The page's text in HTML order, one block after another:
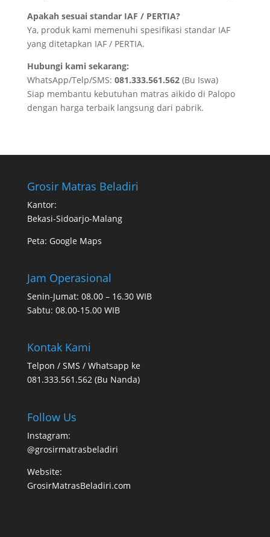
Apakah sesuai standar IAF / PERTIA?
Ya, produk kami memenuhi spesifikasi standar IAF
yang ditetapkan IAF / PERTIA.
Hubungi kami sekarang:
WhatsApp/Telp/SMS: 081.333.561.562(Bu Iswa)
Siap membantu kebutuhan matras aikido di Palopo
dengan harga terbaik langsung dari pabrik.
Grosir Matras Beladiri
Kantor:
Bekasi-Sidoarjo-Malang
Peta: Google Maps
Jam Operasional
Senin-Jumat: 08.00 – 16.30 WIB
Sabtu: 08.00-15.00 WIB
Kontak Kami
Telpon / SMS / Whatsapp ke
081.333.561.562 (Bu Nanda)
Follow Us
Instagram:
@grosirmatrasbeladiri
Website:
GrosirMatrasBeladiri.com